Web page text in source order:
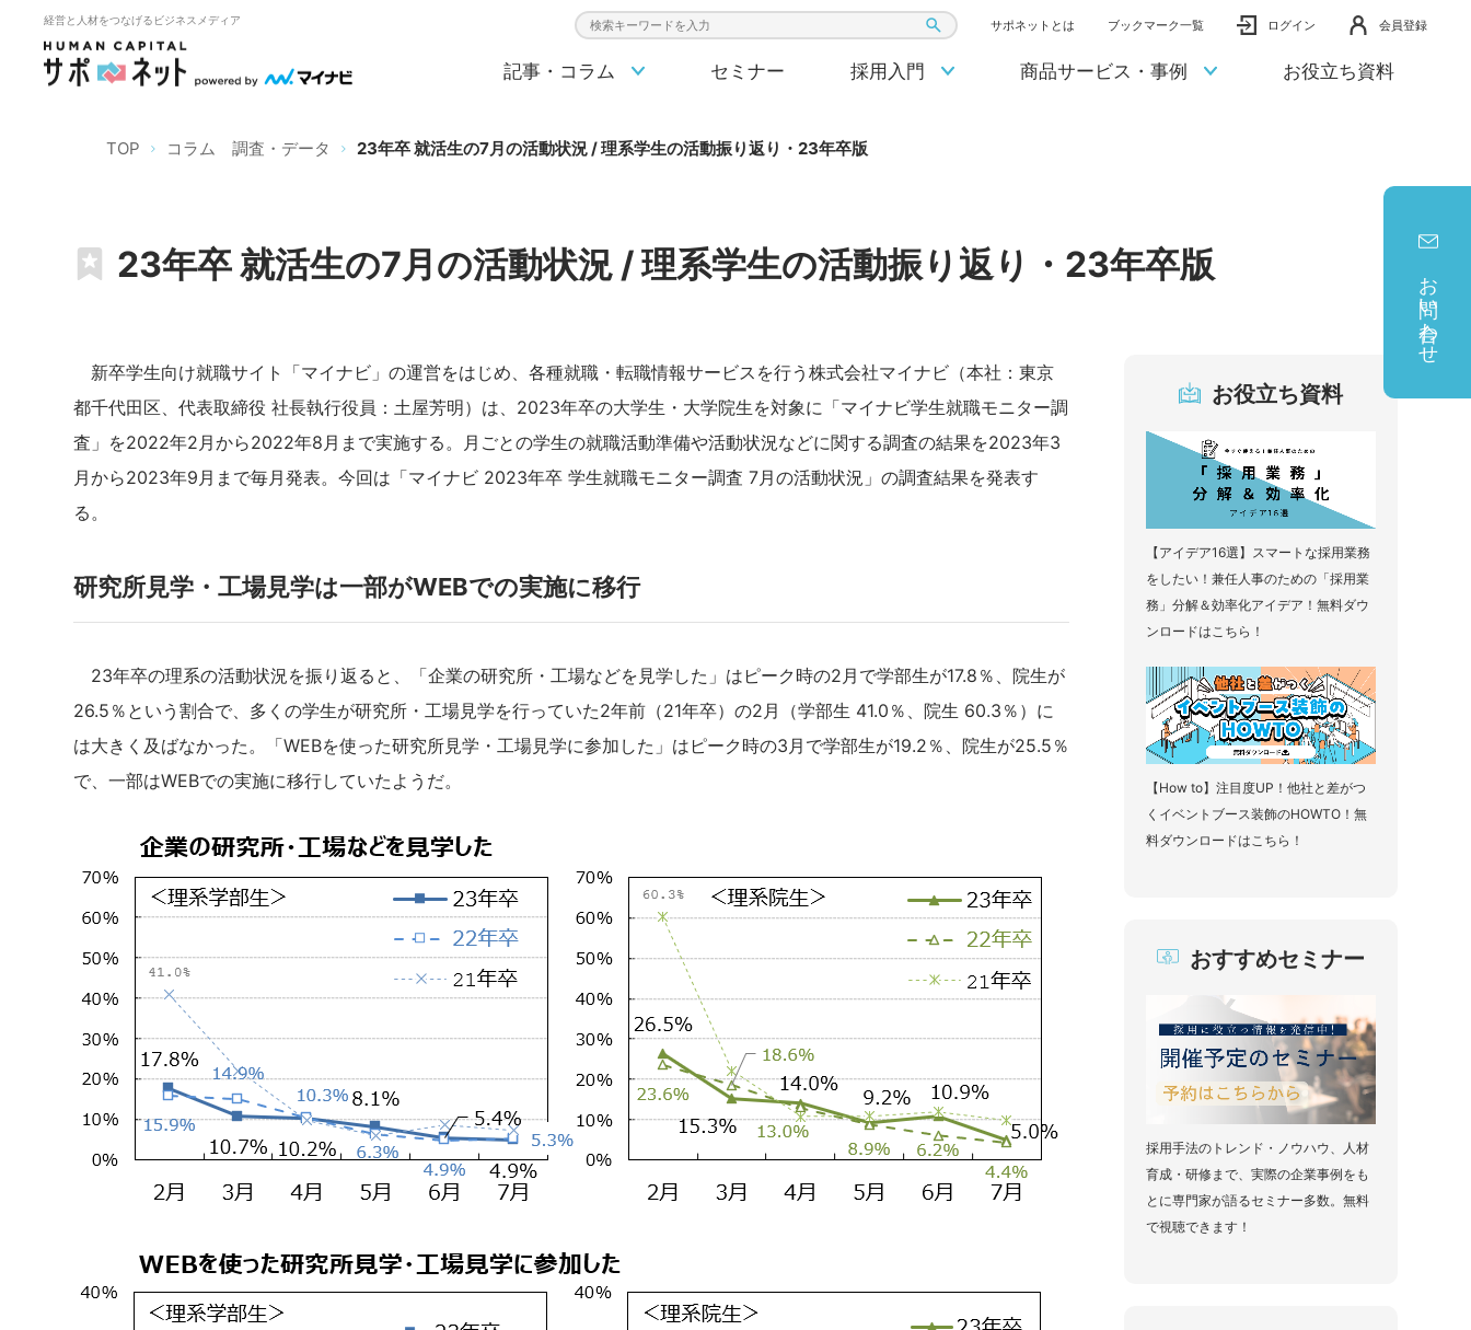
経営と人材をつなげるビジネスメディア
検索キーワード入力 サポネットとは ブックマーク一覧 ログイン 会員登録
記事・コラム セミナー 採用入門 商品サービス・事例 お役立ち資料
お問い合わせ
TOP コラム 調査・データ 23年卒 就活生の7月の活動状況 / 理系学生の活動振り返り・23年卒版
23年卒 就活生の7月の活動状況 / 理系学生の活動振り返り・23年卒版
新卒学生向け就職サイト「マイナビ」の運営をはじめ、各種就職・転職情報サービスを行う株式会社マイナビ（本社：東京
都千代田区、代表取締役 社長執行役員：土屋芳明）は、2023年卒の大学生・大学院生を対象に「マイナビ学生就職モニター調
査」を2022年2月から2022年8月まで実施する。月ごとの学生の就職活動準備や活動状況などに関する調査の結果を2023年3
月から2023年9月まで毎月発表。今回は「マイナビ 2023年卒 学生就職モニター調査 7月の活動状況」の調査結果を発表す
る。
研究所見学・工場見学は一部がWEBでの実施に移行
23年卒の理系の活動状況を振り返ると、「企業の研究所・工場などを見学した」はピーク時の2月で学部生が17.8％、院生が
26.5％という割合で、多くの学生が研究所・工場見学を行っていた2年前（21年卒）の2月（学部生 41.0％、院生 60.3％）に
は大きく及ばなかった。「WEBを使った研究所見学・工場見学に参加した」はピーク時の3月で学部生が19.2％、院生が25.5％
で、一部はWEBでの実施に移行していたようだ。
お役立ち資料
【アイデア16選】スマートな採用業務
をしたい！兼任人事のための「採用業
務」分解＆効率化アイデア！無料ダウ
ンロードはこちら！
【How to】注目度UP！他社と差がつ
くイベントブース装飾のHOWTO！無
料ダウンロードはこちら！
おすすめセミナー
採用手法のトレンド・ノウハウ、人材
育成・研修まで、実際の企業事例をも
とに専門家が語るセミナー多数。無料
で視聴できます！